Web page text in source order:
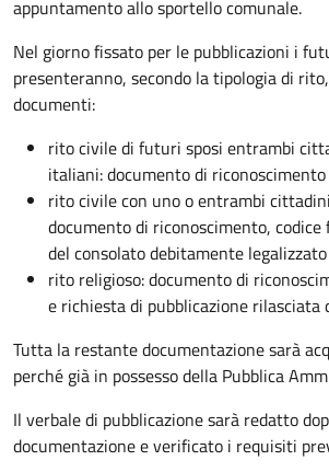
appuntamento allo sportello comunale.
Nel giorno fissato per le pubblicazioni i
presenteranno, secondo la tipologia di
documenti:
rito civile di futuri sposi entrambi
italiani: documento di
rito civile con uno o entrambi
documento di riconoscimento,
del consolato debitamente
rito religioso: documento di
e richiesta di pubblicazione rilasciata
Tutta la restante documentazione sarà
perché già in possesso della Pubblica
Il verbale di pubblicazione sarà redatto
documentazione e verificato i requisiti